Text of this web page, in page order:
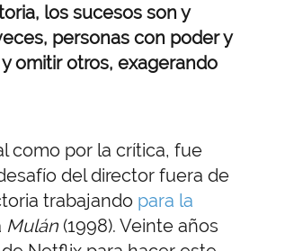
los sucesos son y
personas con poder y
omitir otros, exagerando
como por la crítica, fue
del director fuera de
trabajando para la
Mulán (1998). Veinte años